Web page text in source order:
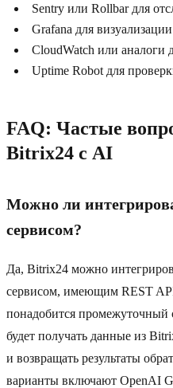
Sentry или Rollbar для
Grafana для
CloudWatch или аналоги
Uptime Robot для
FAQ: Частые
Bitrix24 с AI
Можно ли
сервисом?
Да, Bitrix24 можно
сервисом, имеющим REST
понадобится промежуточный
будет получать данные из
и возвращать результаты
варианты включают OpenAI